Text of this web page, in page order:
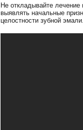
Не откладывайте
выявлять начальные
целостности зубной эмали.